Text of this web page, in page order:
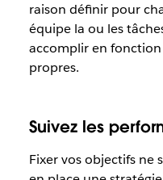
raison définir pour
équipe la ou les
accomplir en
propres.
Suivez les
Fixer vos objectifs ne